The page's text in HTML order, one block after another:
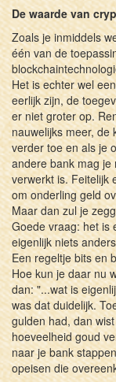
De waarde van
Zoals je inmiddels
één van de
Het is echter wel
eerlijk zijn, de
er niet groter op.
nauwelijks meer, de
verder toe en als je
andere bank mag je
verwerkt is. Feitelijk
om onderling geld
Maar dan zul je
Goede vraag: het is
eigenlijk niets
Een regeltje bits en
Hoe kun je daar nu
dan: "...wat is
was dat duidelijk.
gulden had, dan
hoeveelheid goud
naar je bank
opeisen die